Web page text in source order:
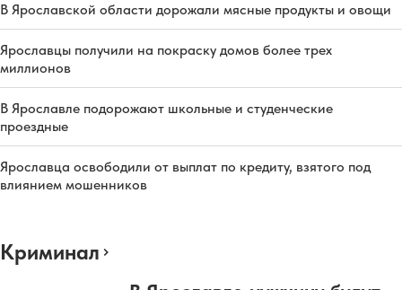
В Ярославской области дорожали мясные продукты и овощи
Ярославцы получили на покраску домов более трех
миллионов
В Ярославле подорожают школьные и студенческие
проездные
Ярославца освободили от выплат по кредиту, взятого под
влиянием мошенников
Криминал